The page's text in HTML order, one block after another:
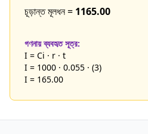
চূড়ান্ত মূলধন = 1165.00
গণনায় ব্যবহৃত সূত্র:
I = Ci · r · t
I = 1000 · 0.055 · (3)
I = 165.00